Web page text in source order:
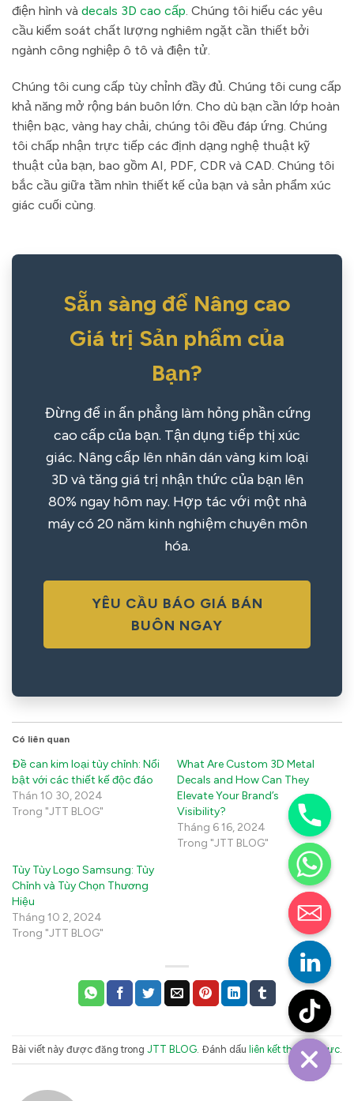
điện hình và decals 3D cao cấp. Chúng tôi hiểu các yêu
cầu kiểm soát chất lượng nghiêm ngặt cần thiết bởi
ngành công nghiệp ô tô và điện tử.
Chúng tôi cung cấp tùy chỉnh đầy đủ. Chúng tôi cung cấp
khả năng mở rộng bán buôn lớn. Cho dù bạn cần lớp hoàn
thiện bạc, vàng hay chải, chúng tôi đều đáp ứng. Chúng
tôi chấp nhận trực tiếp các định dạng nghệ thuật kỹ
thuật của bạn, bao gồm AI, PDF, CDR và CAD. Chúng tôi
bắc cầu giữa tầm nhìn thiết kế của bạn và sản phẩm xúc
giác cuối cùng.
Sẵn sàng để Nâng cao
Giá trị Sản phẩm của
Bạn?
Đừng để in ấn phẳng làm hỏng phần cứng
cao cấp của bạn. Tận dụng tiếp thị xúc
giác. Nâng cấp lên nhãn dán vàng kim loại
3D và tăng giá trị nhận thức của bạn lên
80% ngay hôm nay. Hợp tác với một nhà
máy có 20 năm kinh nghiệm chuyên môn
hóa.
YÊU CẦU BÁO GIÁ BÁN
BUÔN NGAY
Có liên quan
Đề can kim loại tùy chỉnh: Nổi
bật với các thiết kế độc đáo
Thán 10 30, 2024
Trong "JTT BLOG"
What Are Custom 3D Metal
Decals and How Can They
Elevate Your Brand’s
Visibility?
Tháng 6 16, 2024
Trong "JTT BLOG"
Tùy Tùy Logo Samsung: Tùy
Chỉnh và Tùy Chọn Thương
Hiệu
Tháng 10 2, 2024
Trong "JTT BLOG"
Bài viết này được đăng trong JTT BLOG . Đánh dấu liên kết thường trực